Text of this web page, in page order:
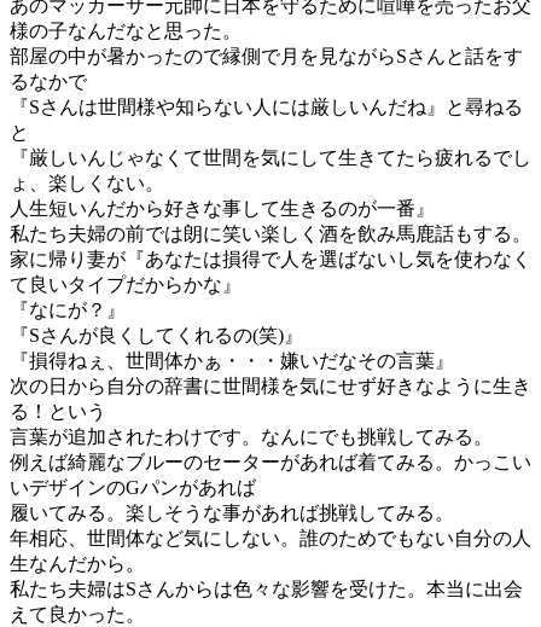
あのマッカーサー元帥に日本を守るために喧嘩を売ったお父
様の子なんだなと思った。
部屋の中が暑かったので縁側で月を見ながらSさんと話をす
るなかで
『Sさんは世間様や知らない人には厳しいんだね』と尋ねる
と
『厳しいんじゃなくて世間を気にして生きてたら疲れるでし
ょ、楽しくない。
人生短いんだから好きな事して生きるのが一番』
私たち夫婦の前では朗に笑い楽しく酒を飲み馬鹿話もする。
家に帰り妻が『あなたは損得で人を選ばないし気を使わなく
て良いタイプだからかな』
『なにが？』
『Sさんが良くしてくれるの(笑)』
『損得ねぇ、世間体かぁ・・・嫌いだなその言葉』
次の日から自分の辞書に世間様を気にせず好きなように生き
る！という
言葉が追加されたわけです。なんにでも挑戦してみる。
例えば綺麗なブルーのセーターがあれば着てみる。かっこい
いデザインのGパンがあれば
履いてみる。楽しそうな事があれば挑戦してみる。
年相応、世間体など気にしない。誰のためでもない自分の人
生なんだから。
私たち夫婦はSさんからは色々な影響を受けた。本当に出会
えて良かった。